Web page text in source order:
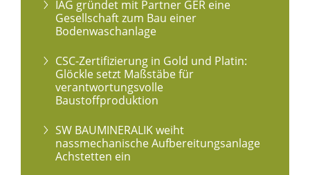
IAG gründet mit Partner GER eine
Gesellschaft zum Bau einer
Bodenwaschanlage
CSC-Zertifizierung in Gold und Platin:
Glöckle setzt Maßstäbe für
verantwortungsvolle
Baustoffproduktion
SW BAUMINERALIK weiht
nassmechanische Aufbereitungsanlage
Achstetten ein